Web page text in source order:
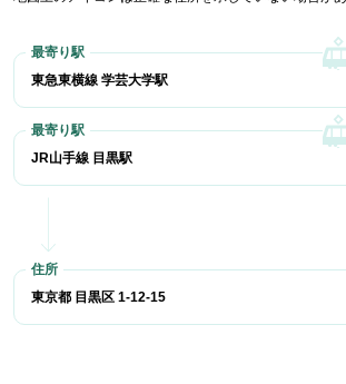
東急東横線 学芸大学駅
JR山手線 目黒駅
東京都 目黒区 1-12-15